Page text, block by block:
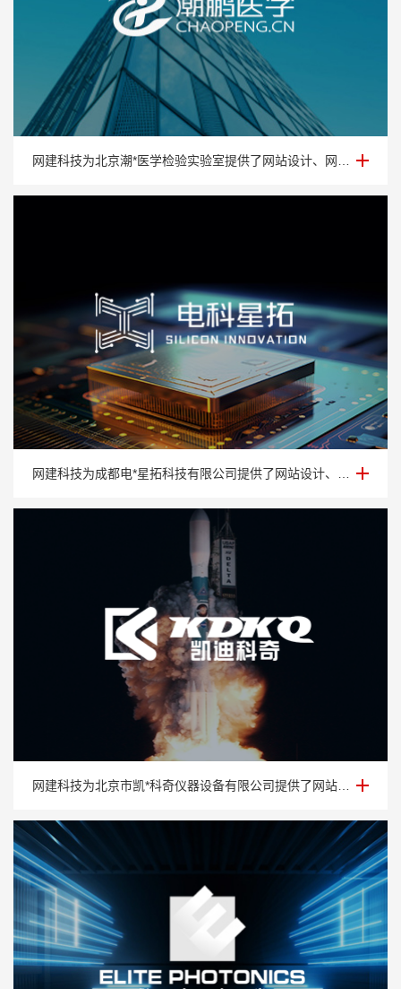
医学网站建设-北京潮*医学检验实验室
芯片网站建设-成都电*星拓科技有限公司
科研仪器网站建设-北京市凯*科奇仪器设备有限公司 网建科技为北京市凯*科奇仪器设备有限公司提供了网站设计、网站制作、网站建设以及网站维护等一站式服务。